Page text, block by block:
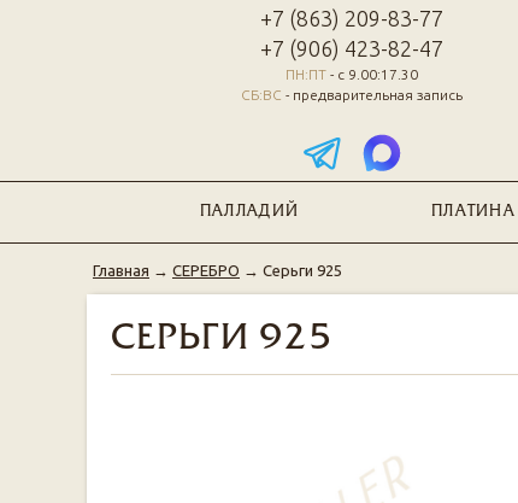
+7 (863) 209-83-77
+7 (906) 423-82-47
ПН:ПТ - с 9.00:17.30
СБ:ВС - предварительная запись
ПАЛЛАДИЙ ПЛАТИНА
Главная → СЕРЕБРО → Серьги 925
СЕРЬГИ 925